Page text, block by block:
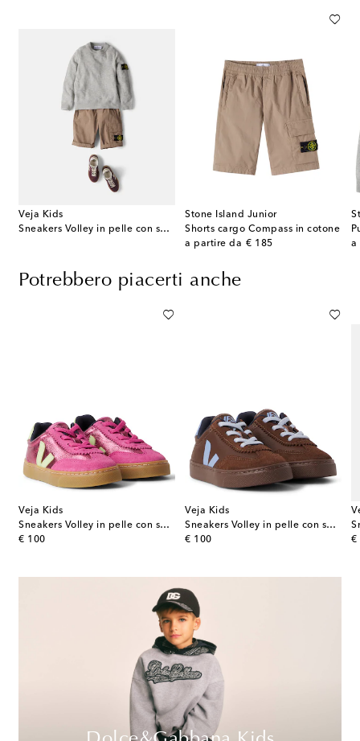
Veja Kids
Sneakers Volley in pelle con suede
Stone Island Junior
Shorts cargo Compass in cotone
a partire da € 185
original price
a
Potrebbero piacerti anche
Veja Kids
Sneakers Volley in pelle con suede
€ 100
original price
Veja Kids
Sneakers Volley in pelle con suede
€ 100
original price
€